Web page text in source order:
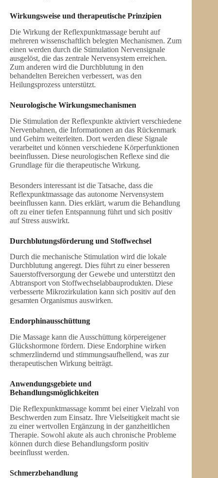
Wirkungsweise und therapeutische Prinzipien
Die Wirkung der Reflexpunktmassage beruht auf
mehreren wissenschaftlich belegten Mechanismen. Zum
einen werden durch die Stimulation Nervensignale
ausgelöst, die das zentrale Nervensystem erreichen.
Zum anderen wird die Durchblutung in den
behandelten Bereichen verbessert, was den
Heilungsprozess unterstützt.
Neurologische Wirkungsmechanismen
Die Stimulation der Reflexpunkte aktiviert verschiedene
Nervenbahnen, die Informationen an das Rückenmark
und Gehirn weiterleiten. Dort werden diese Signale
verarbeitet und können verschiedene Körperfunktionen
beeinflussen. Diese neurologischen Reflexe sind die
Grundlage für die therapeutische Wirkung.
Besonders interessant ist die Tatsache, dass die
Reflexpunktmassage das autonome Nervensystem
beeinflussen kann. Dies erklärt, warum die Behandlung
oft zu einer tiefen Entspannung führt und sich positiv
auf Stress auswirkt.
Durchblutungsförderung und Stoffwechsel
Durch die mechanische Stimulation wird die lokale
Durchblutung angeregt. Dies führt zu einer besseren
Sauerstoffversorgung der Gewebe und unterstützt den
Abtransport von Stoffwechselabbauprodukten. Diese
verbesserte Mikrozirkulation kann sich positiv auf den
gesamten Organismus auswirken.
Endorphinausschüttung
Die Massage kann die Ausschüttung körpereigener
Glückshormone fördern. Diese Endorphine wirken
schmerzlindernd und stimmungsaufhellend, was zur
therapeutischen Wirkung beiträgt.
Anwendungsgebiete und
Behandlungsmöglichkeiten
Die Reflexpunktmassage kommt bei einer Vielzahl von
Beschwerden zum Einsatz. Ihre Vielseitigkeit macht sie
zu einer wertvollen Ergänzung in der ganzheitlichen
Therapie. Sowohl akute als auch chronische Probleme
können durch diese Behandlungsform positiv
beeinflusst werden.
Schmerzbehandlung